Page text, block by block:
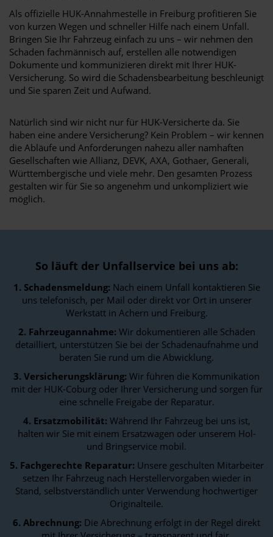
Als offizielle HUK-Annahmestelle in Freiburg profitieren Sie
von kurzen Wegen und schneller Hilfe nach einem Unfall.
Bringen Sie Ihr Fahrzeug einfach zu uns – wir nehmen den
Schaden fachmännisch auf, erstellen alle notwendigen
Dokumente und kommunizieren direkt mit Ihrer HUK-
Versicherung. So wird die Schadensbearbeitung beschleunigt
und Sie sparen Zeit und Aufwand.
Natürlich sind wir nicht nur für HUK-Versicherte da. Sie
haben eine andere Versicherung? Kein Problem – wir kennen
die Abläufe und Anforderungen nahezu aller namhaften
Gesellschaften wie Allianz, DEVK, AXA, Gothaer, Generali,
Württembergische und viele mehr. Den gesamten Prozess
gestalten wir für Sie so angenehm und unkompliziert wie
möglich.
So läuft der Unfallservice bei uns ab:
1. Schadensmeldung: Nach einem Unfall kontaktieren Sie
uns telefonisch, per Mail oder direkt vor Ort in unserer
Werkstatt in Achern und Freiburg.
2. Fahrzeugannahme: Wir dokumentieren alle Schäden
detailliert, unterstützen Sie bei der Schadenaufnahme und
beraten Sie rund um die Abwicklung.
3. Versicherungsklärung: Wir führen die Kommunikation
mit der HUK-Coburg oder Ihrer Versicherung und sorgen für
eine schnelle Freigabe der Reparatur.
4. Ersatzmobilität: Während Ihr Fahrzeug bei uns ist,
halten wir Sie mit einem Ersatzwagen oder unserem Hol-
und Bringservice mobil.
5. Fachgerechte Reparatur: Unsere geschulten Mitarbeiter
setzen Ihr Fahrzeug nach Herstellervorgaben wieder in
Stand, selbstverständlich unter Verwendung hochwertiger
Originalteile.
6. Abrechnung: Die Abrechnung erfolgt in der Regel direkt